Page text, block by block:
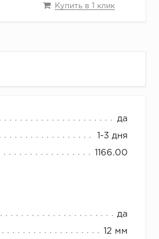
Купить в 1 клик
да
1-3 дня
1166.00
да
12 мм